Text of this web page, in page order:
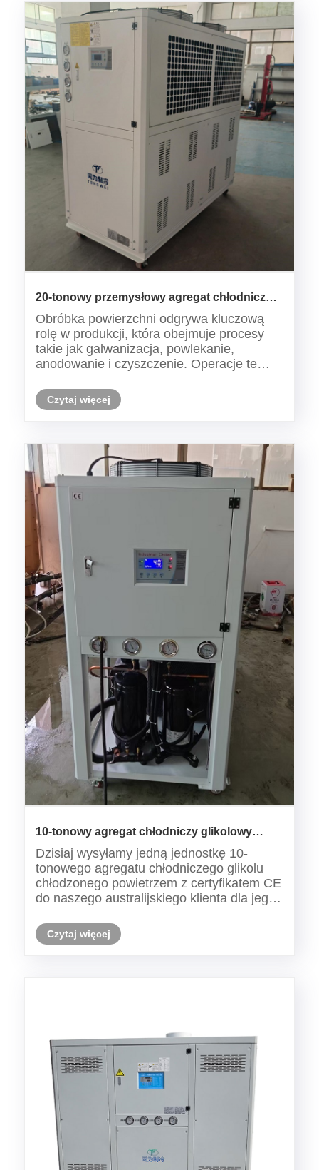
20-tonowy przemysłowy agregat chłodniczy
chłodzony powietrzem stosowany w
procesach obróbki powierzchni
Obróbka powierzchni odgrywa kluczową
rolę w produkcji, która obejmuje procesy
takie jak galwanizacja, powlekanie,
anodowanie i czyszczenie. Operacje te
temperatury w celu utrzymania stabilności
chemicznej i integralności produktu.
Czytaj więcej
10-tonowy agregat chłodniczy glikolowy
chłodzony powietrzem do stacji uzdatniania
wody
Dzisiaj wysyłamy jedną jednostkę 10-
tonowego agregatu chłodniczego glikolu
chłodzonego powietrzem z certyfikatem CE
do naszego australijskiego klienta dla jego
temperaturę wody na wylocie 0 ℃.
Tongwei, jako profesjonalny producent
Czytaj więcej